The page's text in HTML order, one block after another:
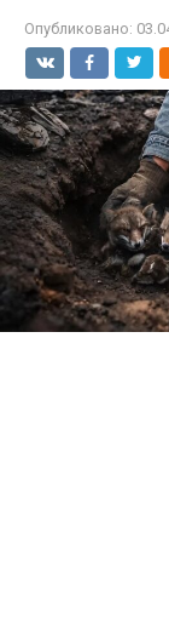
Опубликовано: